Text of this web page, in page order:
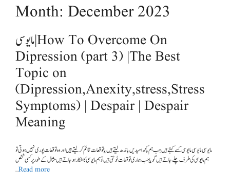
Month: December 2023
مایوسی | How To Overcome On
Dipression (part 3) |The Best
Topic on
(Dipression,Anexity,stress,Stress
Symptoms) | Despair | Despair
Meaning
ہم مایوسی کی طرف چلے جاتے ہیں گویا جب ہماری توقعات ٹوٹتی ہیں تو ہم مایوسی کا شکار ہو جاتے ہیں مثال کے طور پر کسی شخص
…Read more